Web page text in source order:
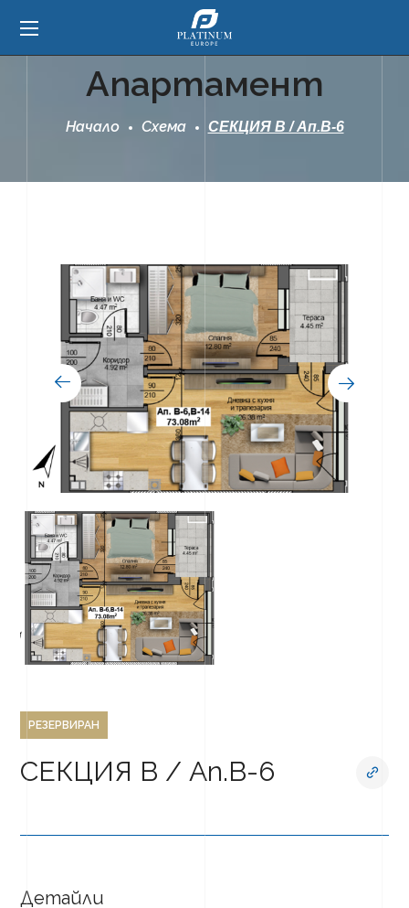
Апартамент
Начало Схема СЕКЦИЯ В / Ап.В-6
РЕЗЕРВИРАН
СЕКЦИЯ В / Ап.В-6
Детайли